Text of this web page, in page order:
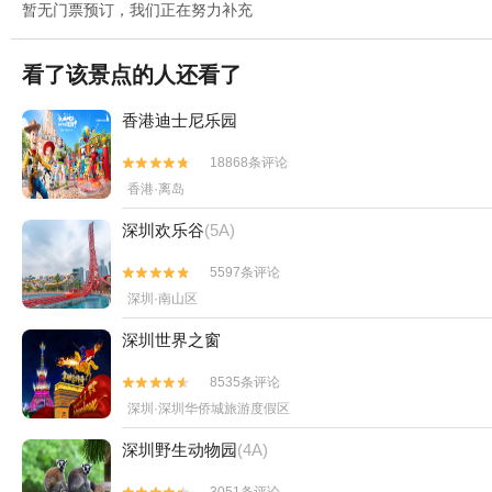
暂无门票预订，我们正在努力补充
看了该景点的人还看了
香港迪士尼乐园


18868条评论
香港·离岛
深圳欢乐谷(5A)


5597条评论
深圳·南山区
深圳世界之窗


8535条评论
深圳·深圳华侨城旅游度假区
深圳野生动物园(4A)